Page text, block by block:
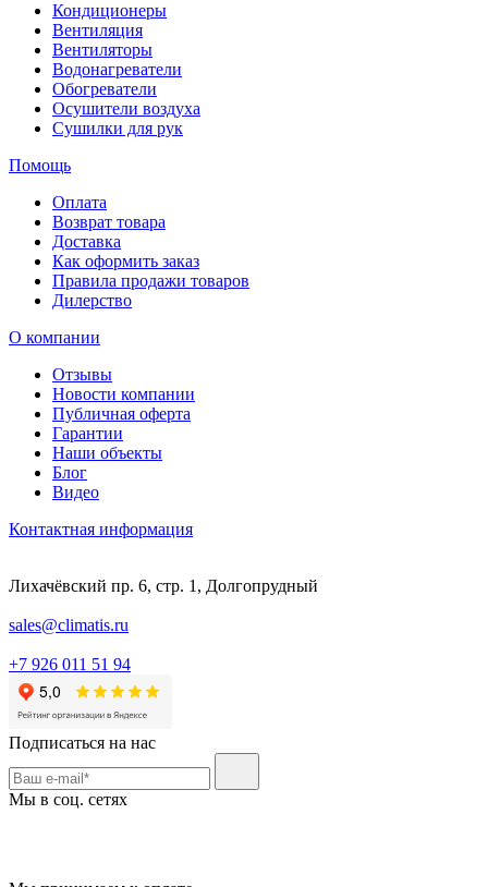
Кондиционеры
Вентиляция
Вентиляторы
Водонагреватели
Обогреватели
Осушители воздуха
Сушилки для рук
Помощь
Оплата
Возврат товара
Доставка
Как оформить заказ
Правила продажи товаров
Дилерство
О компании
Отзывы
Новости компании
Публичная оферта
Гарантии
Наши объекты
Блог
Видео
Контактная информация
Лихачёвский пр. 6, стр. 1, Долгопрудный
sales@climatis.ru
+7 926 011 51 94
Подписаться на нас
Мы в соц. сетях